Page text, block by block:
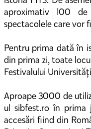
aproximativ 100
spectacolele care vor
Pentru prima dată în
din prima zi, toate
Festivalului
Aproape 3000 de
ul sibfest.ro în
accesări fiind din